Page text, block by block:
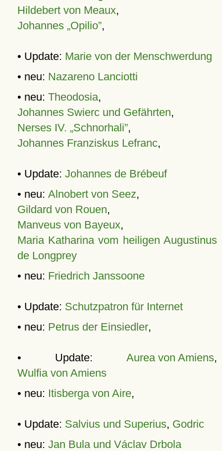
Hildebert von Meaux,
Johannes „Opilio”,
• Update: Marie von der Menschwerdung
• neu: Nazareno Lanciotti
• neu: Theodosia,
Johannes Swierc und Gefährten,
Nerses IV. „Schnorhali”,
Johannes Franziskus Lefranc,
• Update: Johannes de Brébeuf
• neu: Alnobert von Seez,
Gildard von Rouen,
Manveus von Bayeux,
Maria Katharina vom heiligen Augustinus
de Longprey
• neu: Friedrich Janssoone
• Update: Schutzpatron für Internet
• neu: Petrus der Einsiedler,
• Update: Aurea von Amiens,
Wulfia von Amiens
• neu: Itisberga von Aire,
• Update: Salvius und Superius, Godric
• neu: Jan Bula und Václav Drbola